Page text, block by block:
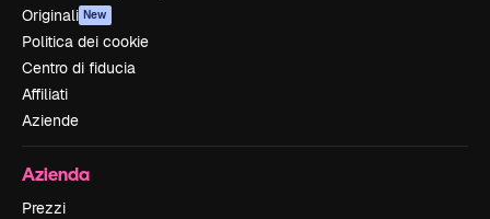
Originali New
Politica dei cookie
Centro di fiducia
Affiliati
Aziende
Azienda
Prezzi